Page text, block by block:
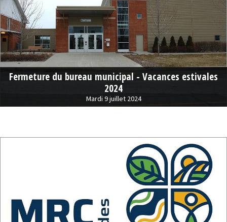
Fermeture du bureau municipal - Vacances estivales
2024
Mardi 9 juillet 2024